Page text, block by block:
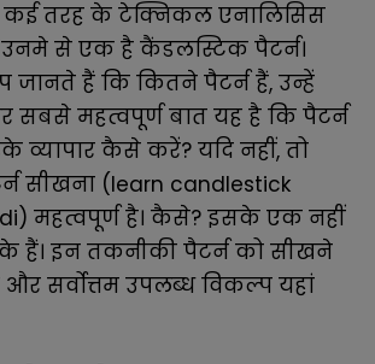
तरह के टेक्निकल एनालिसिस
से एक है कैंडलस्टिक पैटर्न।
हैं कि कितने पैटर्न हैं, उन्हें
महत्वपूर्ण बात यह है कि पैटर्न
व्यापार कैसे करें? यदि नहीं, तो
सीखना (learn candlestick
महत्वपूर्ण है। कैसे? इसके एक नहीं
हैं। इन तकनीकी पैटर्न को सीखने
सर्वोत्तम उपलब्ध विकल्प यहां